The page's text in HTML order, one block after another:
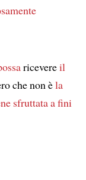
ricevereil
che non èla
sfruttata a fini